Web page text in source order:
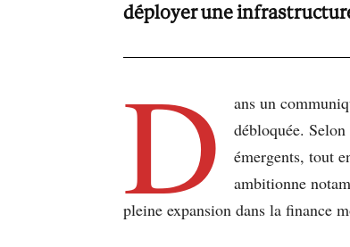
déployer une
D
ans un
débloquée.
émergents, tout
ambitionne
pleine expansion dans la finance